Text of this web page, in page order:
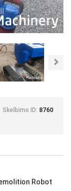
Skelbimo ID: 8760
Robot